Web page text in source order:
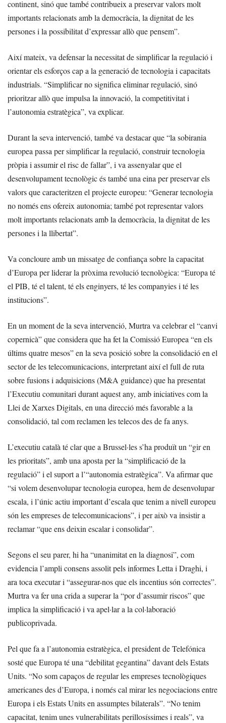
continent, sinó que també contribueix a preservar valors molt
importants relacionats amb la democràcia, la dignitat de les
persones i la possibilitat d’expressar allò que pensem”.
Així mateix, va defensar la necessitat de simplificar la regulació i
orientar els esforços cap a la generació de tecnologia i capacitats
industrials. “Simplificar no significa eliminar regulació, sinó
prioritzar allò que impulsa la innovació, la competitivitat i
l’autonomia estratègica”, va explicar.
Durant la seva intervenció, també va destacar que “la sobirania
europea passa per simplificar la regulació, construir tecnologia
pròpia i assumir el risc de fallar”, i va assenyalar que el
desenvolupament tecnològic és també una eina per preservar els
valors que caracteritzen el projecte europeu: “Generar tecnologia
no només ens ofereix autonomia; també pot representar valors
molt importants relacionats amb la democràcia, la dignitat de les
persones i la llibertat”.
Va concloure amb un missatge de confiança sobre la capacitat
d’Europa per liderar la pròxima revolució tecnològica: “Europa té
el PIB, té el talent, té els enginyers, té les companyies i té les
institucions”.
En un moment de la seva intervenció, Murtra va celebrar el “canvi
copernicà” que considera que ha fet la Comissió Europea “en els
últims quatre mesos” en la seva posició sobre la consolidació en el
sector de les telecomunicacions, interpretant així el full de ruta
sobre fusions i adquisicions (M&A guidance) que ha presentat
l’Executiu comunitari durant aquest any, amb iniciatives com la
Llei de Xarxes Digitals, en una direcció més favorable a la
consolidació, tal com reclamen les telecos des de fa anys.
L’executiu català té clar que a Brussel·les s’ha produït un “gir en
les prioritats”, amb una aposta per la “simplificació de la
regulació” i el suport a l’“autonomia estratègica”. Va afirmar que
“si volem desenvolupar tecnologia europea, hem de desenvolupar
escala, i l’únic actiu important d’escala que tenim a nivell europeu
són les empreses de telecomunicacions”, i per això va insistir a
reclamar “que ens deixin escalar i consolidar”.
Segons el seu parer, hi ha “unanimitat en la diagnosi”, com
evidencia l’ampli consens assolit pels informes Letta i Draghi, i
ara toca executar i “assegurar-nos que els incentius són correctes”.
Murtra va fer una crida a superar la “por d’assumir riscos” que
implica la simplificació i va apel·lar a la col·laboració
publicoprivada.
Pel que fa a l’autonomia estratègica, el president de Telefónica
sosté que Europa té una “debilitat gegantina” davant dels Estats
Units. “No som capaços de regular les empreses tecnològiques
americanes des d’Europa, i només cal mirar les negociacions entre
Europa i els Estats Units en assumptes bilaterals”. “No tenim
capacitat, tenim unes vulnerabilitats perillosíssimes i reals”, va